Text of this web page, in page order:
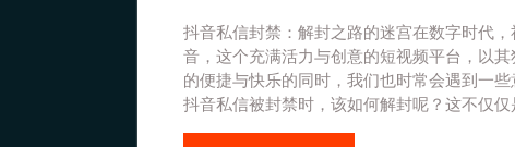
抖音私信封禁：解封之路的迷宫在数字时代
音，这个充满活力与创意的短视频平台，以
的便捷与快乐的同时，我们也时常会遇到一
抖音私信被封禁时，该如何解封呢？这不仅仅